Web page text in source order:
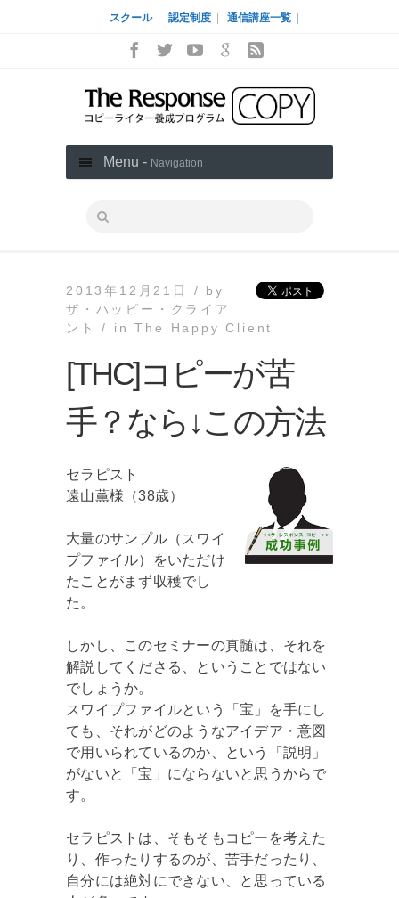
スクール 認定制度 通信講座一覧
Menu - Navigation
2013年12月21日 / by
ザ・ハッピー・クライア
ント / in The Happy Client
[THC]コピーが苦
手？なら↓この方法
セラピスト
遠山薫様（38歳）
大量のサンプル（スワイ
プファイル）をいただけ
たことがまず収穫でし
た。
しかし、このセミナーの真髄は、それを
解説してくださる、ということではない
でしょうか。
スワイプファイルという「宝」を手にし
ても、それがどのようなアイデア・意図
で用いられているのか、という「説明」
がないと「宝」にならないと思うからで
す。
セラピストは、そもそもコピーを考えた
り、作ったりするのが、苦手だったり、
自分には絶対にできない、と思っている